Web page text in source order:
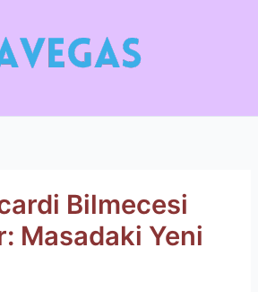
Bilmecesi
Masadaki Yeni